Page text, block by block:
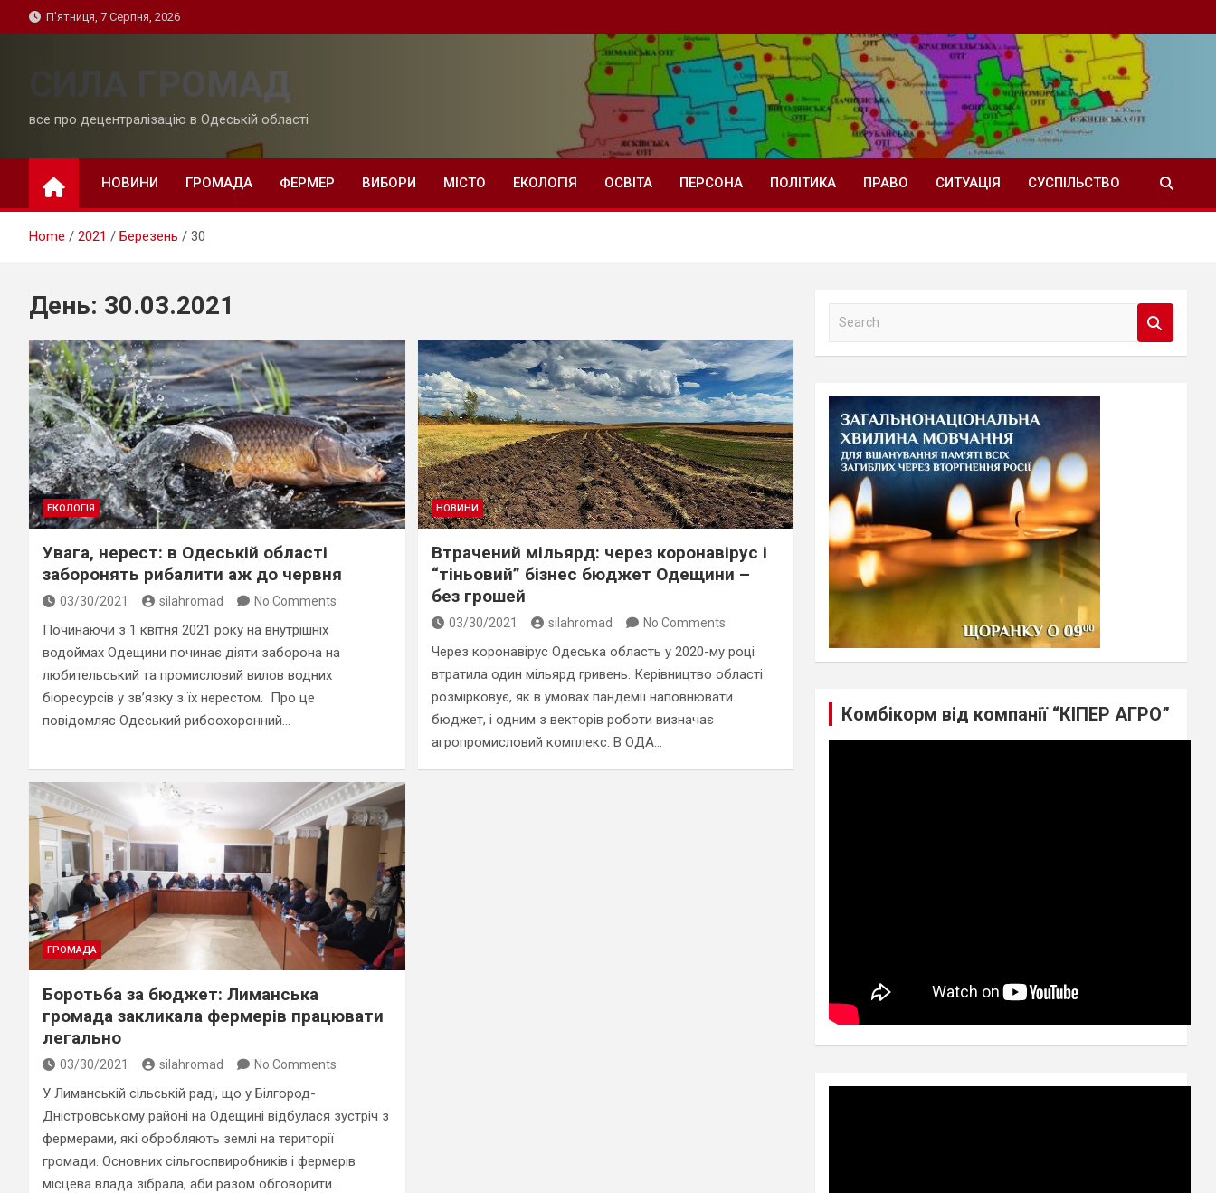
to
П’ятниця, 7 Серпня, 2026
СИЛА ГРОМАД
все про децентралізацію в Одеській області
НОВИНИ ГРОМАДА ФЕРМЕР ВИБОРИ МІСТО ЕКОЛОГІЯ ОСВІТА ПЕРСОНА ПОЛІТИКА ПРАВО СИТУАЦІЯ СУСПІЛЬСТВО
Home 2021 Березень 30
День: 30.03.2021
ЕКОЛОГІЯ
Увага, нерест: в Одеській області
заборонять рибалити аж до червня
03/30/2021 silahromad No Comments
Починаючи з 1 квітня 2021 року на внутрішніх
водоймах Одещини починає діяти заборона на
любительський та промисловий вилов водних
біоресурсів у зв’язку з їх нерестом. Про це
повідомляє Одеський рибоохоронний…
НОВИНИ
Втрачений мільярд: через коронавірус і
“тіньовий” бізнес бюджет Одещини –
без грошей
03/30/2021 silahromad No Comments
Через коронавірус Одеська область у 2020-му році
втратила один мільярд гривень. Керівництво області
розмірковує, як в умовах пандемії наповнювати
бюджет, і одним з векторів роботи визначає
агропромисловий комплекс. В ОДА…
ГРОМАДА
Боротьба за бюджет: Лиманська
громада закликала фермерів працювати
легально
03/30/2021 silahromad No Comments
У Лиманській сільській раді, що у Білгород-
Дністровському районі на Одещині відбулася зустріч з
фермерами, які обробляють землі на території
громади. Основних сільгоспвиробників і фермерів
місцева влада зібрала, аби разом обговорити…
a
Комбікорм від компанії “КІПЕР АГРО”